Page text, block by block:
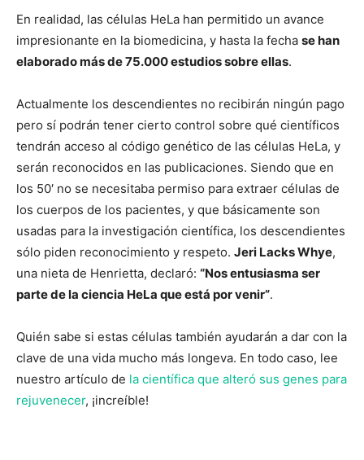
En realidad, las células HeLa han permitido un avance
impresionante en la biomedicina, y hasta la fecha se han
elaborado más de 75.000 estudios sobre ellas.
Actualmente los descendientes no recibirán ningún pago
pero sí podrán tener cierto control sobre qué científicos
tendrán acceso al código genético de las células HeLa, y
serán reconocidos en las publicaciones. Siendo que en
los 50′ no se necesitaba permiso para extraer células de
los cuerpos de los pacientes, y que básicamente son
usadas para la investigación científica, los descendientes
sólo piden reconocimiento y respeto. Jeri Lacks Whye,
una nieta de Henrietta, declaró: “Nos entusiasma ser
parte de la ciencia HeLa que está por venir”.
Quién sabe si estas células también ayudarán a dar con la
clave de una vida mucho más longeva. En todo caso, lee
nuestro artículo de la científica que alteró sus genes para
rejuvenecer, ¡increíble!